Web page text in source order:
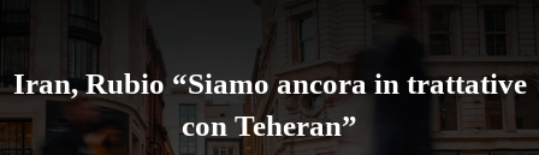
Iran, Rubio “Siamo ancora in trattative
con Teheran”